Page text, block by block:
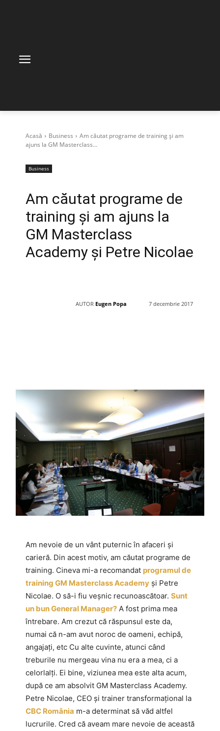
Acasă Business
Am căutat programe de training și am
ajuns la GM Masterclass...
Business
Am căutat programe de
training și am ajuns la
GM Masterclass
Academy și Petre Nicolae
AUTOR Eugen Popa 7 decembrie 2017
Am nevoie de un vânt puternic în afaceri și
carieră. Din acest motiv, am căutat programe de
training. Cineva mi-a recomandat programul de
training GM Masterclass Academy și Petre
Nicolae. O să-i fiu veșnic recunoascătoar. Sunt
un bun General Manager? A fost prima mea
întrebare. Am crezut că răspunsul este da,
numai că n-am avut noroc de oameni, echipă,
angajați, etc Cu alte cuvinte, atunci când
treburile nu mergeau vina nu era a mea, ci a
celorlalți. Ei bine, viziunea mea este alta acum,
după ce am absolvit GM Masterclass Academy.
Petre Nicolae, CEO și trainer transformațional la
CBC România m-a determinat să văd altfel
lucrurile. Cred că aveam mare nevoie de această